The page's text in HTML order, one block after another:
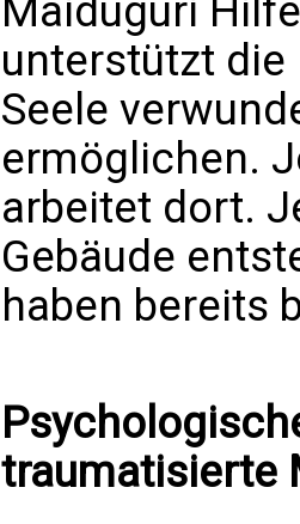
Maiduguri
unterstützt die
Seele
ermöglichen.
arbeitet dort.
Gebäude
haben bereits
traumatisierte